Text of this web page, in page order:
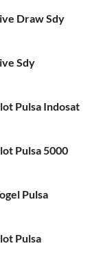
Draw Sdy
Sdy
Pulsa Indosat
Pulsa 5000
Pulsa
Pulsa